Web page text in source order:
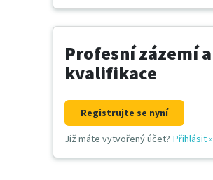
Profesní zázemí a
kvalifikace
Registrujte se nyní
Již máte vytvořený účet? Přihlásit»